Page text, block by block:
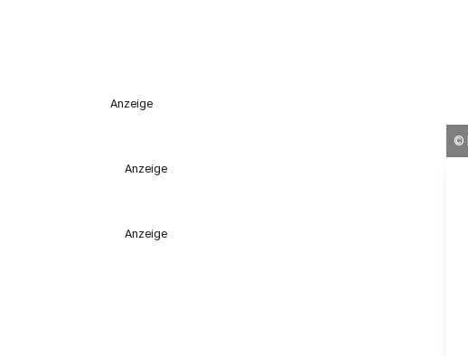
Anzeige
Anzeige
Anzeige
©